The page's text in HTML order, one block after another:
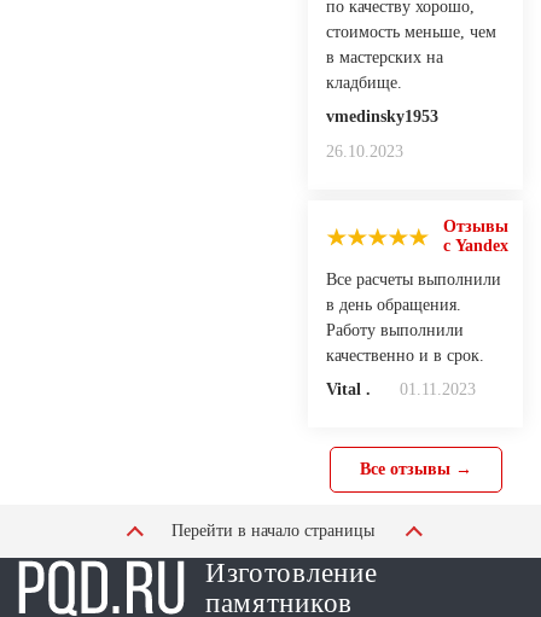
по качеству хорошо,
стоимость меньше, чем
в мастерских на
кладбище.
vmedinsky1953
26.10.2023
Отзывы
с Yandex
Все расчеты выполнили
в день обращения.
Работу выполнили
качественно и в срок.
Vital .
01.11.2023
Все отзывы →
Перейти в начало страницы
Изготовление
памятников